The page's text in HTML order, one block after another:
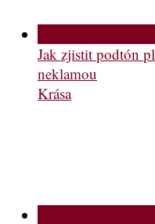
Jak zjistit podtón
neklamou
Krása